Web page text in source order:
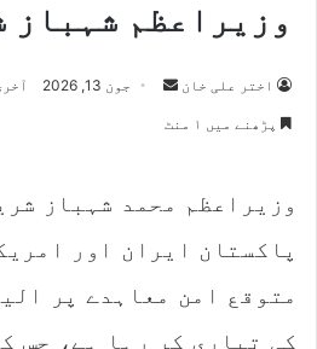
وزیراعظم شہباز
اختر علی خان
Send جون 13, 2026 آخری
پڑھنے میں ۱ منٹ
وزیراعظم محمد شہباز
پاکستان ایران اور
متوقع امن معاہدے پر